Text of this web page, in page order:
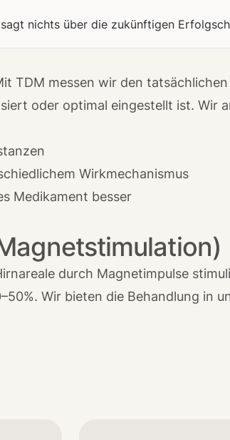
nichts über die zukünftigen
messen wir den
oder optimal eingestellt ist. Wir
Wirkmechanismus
Medikament besser
durch Magnetimpulse
Wir bieten die Behandlung in